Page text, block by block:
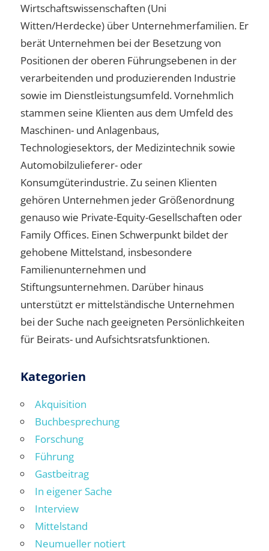
Wirtschaftswissenschaften (Uni
Witten/Herdecke) über Unternehmerfamilien. Er
berät Unternehmen bei der Besetzung von
Positionen der oberen Führungsebenen in der
verarbeitenden und produzierenden Industrie
sowie im Dienstleistungsumfeld. Vornehmlich
stammen seine Klienten aus dem Umfeld des
Maschinen- und Anlagenbaus,
Technologiesektors, der Medizintechnik sowie
Automobilzulieferer- oder
Konsumgüterindustrie. Zu seinen Klienten
gehören Unternehmen jeder Größenordnung
genauso wie Private-Equity-Gesellschaften oder
Family Offices. Einen Schwerpunkt bildet der
gehobene Mittelstand, insbesondere
Familienunternehmen und
Stiftungsunternehmen. Darüber hinaus
unterstützt er mittelständische Unternehmen
bei der Suche nach geeigneten Persönlichkeiten
für Beirats- und Aufsichtsratsfunktionen.
Kategorien
Akquisition
Buchbesprechung
Forschung
Führung
Gastbeitrag
In eigener Sache
Interview
Mittelstand
Neumueller notiert